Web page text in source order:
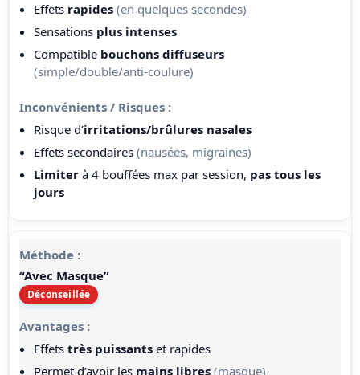
Effets rapides (en quelques secondes)
Sensations plus intenses
Compatible bouchons diffuseurs
(simple/double/anti-coulure)
Risque d’irritations/brûlures nasales
Effets secondaires (nausées, migraines)
Limiter à 4 bouffées max par session, pas tous les
jours
“Avec Masque”
Déconseillée
Effets très puissants et rapides
Permet d’avoir les mains libres (masque)